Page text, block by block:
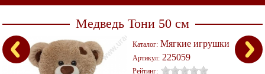
Медведь Тони 50 см
Каталог: Мягкие игрушки
Артикул: 225059
Рейтинг: